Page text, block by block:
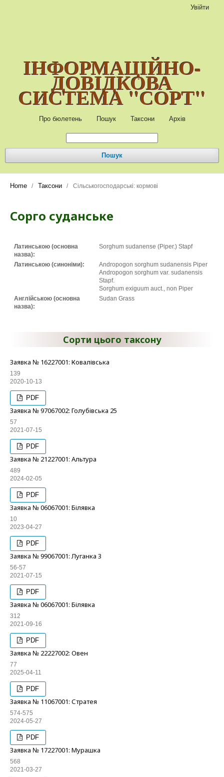
ІНФОРМАЦІЙНО-
ДОВІДКОВА
СИСТЕМА "СОРТ"
Про бюлетень Пошук Таксони Архів
Пошук
Увійти
Home / Таксони / Сільськогосподарські: кормові
Сорго суданське
Латинською (основна
назва):
Sorghum sudanense (Piper.) Stapf
Латинською (синоніми):
Andropogon sorghum sudanensis Piper
Andropogon sorghum var. sudanensis
Stapf.
Sorghum exiguum auct., non Piper
Англійською (основна
назва):
Sudan Grass
Сорти цього таксону
Заявка № 16227001: Ковалівська
139
2020-10-13
PDF
Заявка № 97067002: Голубівська 25
57
2021-07-15
PDF
Заявка № 21227001: Альтура
489
2024-02-05
PDF
Заявка № 06067001: Білявка
10
2023-04-27
PDF
Заявка № 99067001: Луганка 3
56-57
2021-07-15
PDF
Заявка № 06067001: Білявка
312
2021-09-16
PDF
Заявка № 22227002: Овен
77
2025-04-11
PDF
Заявка № 11067001: Стратея
574-575
2024-05-27
PDF
Заявка № 17227001: Мурашка
568
2021-03-27